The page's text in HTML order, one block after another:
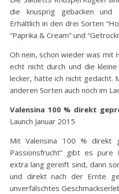
die knusprig gebacken und
Erhältlich in den drei Sorten
“Paprika & Cream” und
Oh nein, schon wieder was mit
echt nicht durch und die
lecker, hätte ich nicht gedacht.
anderen Sorten auch noch im
Valensina 100 % direkt
Launch Januar 2015
Mit Valensina 100 % direkt
Passionsfrucht” gibt es pure
extra lang gereift sind, dann
und direkt nach der Ernte
unverfälschtes